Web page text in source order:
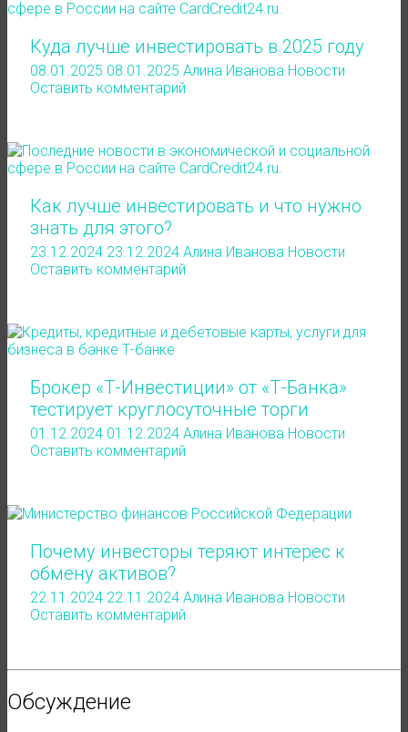
Куда лучше инвестировать в 2025 году
08.01.2025 08.01.2025 Алина Иванова Новости
Оставить комментарий
Как лучше инвестировать и что нужно
знать для этого?
23.12.2024 23.12.2024 Алина Иванова Новости
Оставить комментарий
Брокер «Т-Инвестиции» от «Т-Банка»
тестирует круглосуточные торги
01.12.2024 01.12.2024 Алина Иванова Новости
Оставить комментарий
Почему инвесторы теряют интерес к
обмену активов?
22.11.2024 22.11.2024 Алина Иванова Новости
Оставить комментарий
Обсуждение